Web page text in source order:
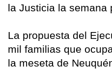
la Justicia la semana
La propuesta del
mil familias que
la meseta de